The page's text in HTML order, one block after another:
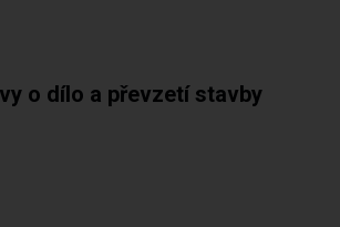
o dílo a převzetí stavby